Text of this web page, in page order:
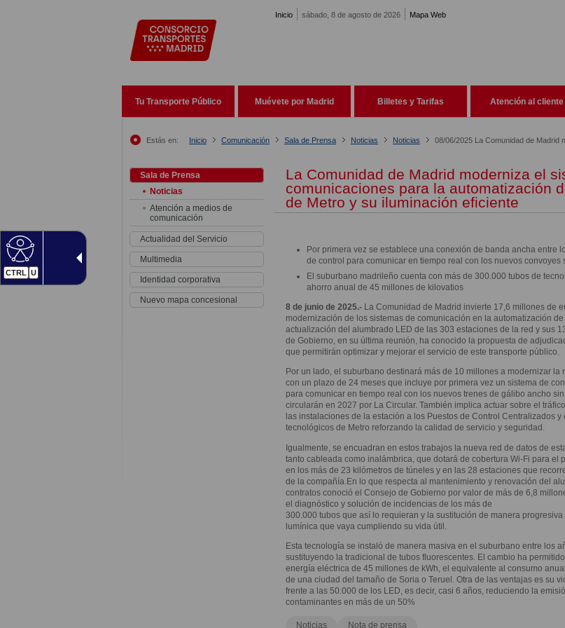
CTRL U
Inicio sábado, 8 de agosto de 2026 Mapa Web
Tu Transporte Público Muévete por Madrid Billetes y Tarifas Atención al cliente
Estás en: Inicio Comunicación Sala de Prensa Noticias Noticias
Sala de Prensa
Noticias
Atención a medios de
comunicación
Actualidad del Servicio
Multimedia
Identidad corporativa
Nuevo mapa concesional
La Comunidad de Madrid moderniza el
comunicaciones para la automatización
de Metro y su iluminación eficiente
Por primera vez se establece una conexión de banda ancha entre
de control para comunicar en tiempo real con los nuevos convoyes
El suburbano madrileño cuenta con más de 300.000 tubos de
ahorro anual de 45 millones de kilovatios
8 de junio de 2025.-La Comunidad de Madrid invierte 17,6 millones de
modernización de los sistemas de comunicación en la automatización
actualización del alumbrado LED de las 303 estaciones de la red y sus
de Gobierno, en su última reunión, ha conocido la propuesta de
que permitirán optimizar y mejorar el servicio de este transporte público.
Por un lado, el suburbano destinará más de 10 millones a modernizar la
con un plazo de 24 meses que incluye por primera vez un sistema de
para comunicar en tiempo real con los nuevos trenes de gálibo ancho
circularán en 2027 por La Circular. También implica actuar sobre el
las instalaciones de la estación a los Puestos de Control Centralizados y
tecnológicos de Metro reforzando la calidad de servicio y seguridad.
Igualmente, se encuadran en estos trabajos la nueva red de datos de
tanto cableada como inalámbrica, que dotará de cobertura Wi-Fi para el
en los más de 23 kilómetros de túneles y en las 28 estaciones que
de la compañía.En lo que respecta al mantenimiento y renovación del
contratos conoció el Consejo de Gobierno por valor de más de 6,8
el diagnóstico y solución de incidencias de los más de
300.000 tubos que así lo requieran y la sustitución de manera
lumínica que vaya cumpliendo su vida útil.
Esta tecnología se instaló de manera masiva en el suburbano entre los
sustituyendo la tradicional de tubos fluorescentes. El cambio ha
energía eléctrica de 45 millones de kWh, el equivalente al consumo
de una ciudad del tamaño de Soria o Teruel. Otra de las ventajas es su
frente a las 50.000 de los LED, es decir, casi 6 años, reduciendo la
contaminantes en más de un 50%
Noticias Nota de prensa